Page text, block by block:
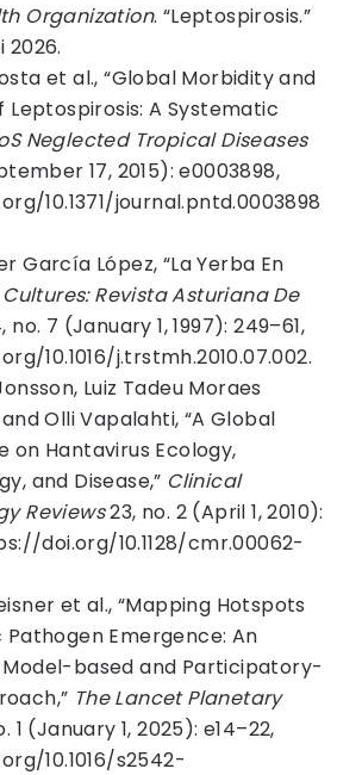
Organization. “Leptospirosis.”
2026.
et al., “Global Morbidity and
A Systematic
Neglected Tropical Diseases
17, 2015): e0003898,
10.1371/journal.pntd.0003898
García López, “La Yerba En
Cultures: Revista Asturiana De
no. 7 (January 1, 1997): 249–61,
10.1016/j.trstmh.2010.07.002.
Luiz Tadeu Moraes
Olli Vapalahti, “A Global
on Hantavirus Ecology,
and Disease,” Clinical
Reviews23, no. 2 (April 1, 2010):
doi.org/10.1128/cmr.00062-
et al., “Mapping Hotspots
Emergence: An
based and Participatory-
The Lancet Planetary
1 (January 1, 2025): e14–22,
10.1016/s2542-